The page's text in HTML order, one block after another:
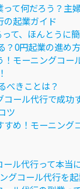
て何だろう？主
の起業ガイド
て、ほんとうに
？0円起業の進め方
モーニングコー
べきことは？
ール代行で成功
ツ
め！モーニング
ール代行って本当
グコール代行を